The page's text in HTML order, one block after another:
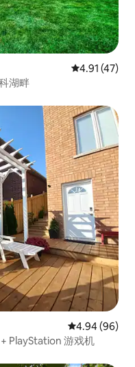
平均评分
4.91 (47)
湖畔
平均评分 4.94
4.94 (96)
PlayStation 游戏机